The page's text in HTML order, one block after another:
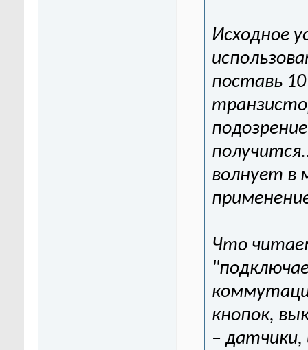
Исходное
поставь
волнует в
Что
кнопок,
–